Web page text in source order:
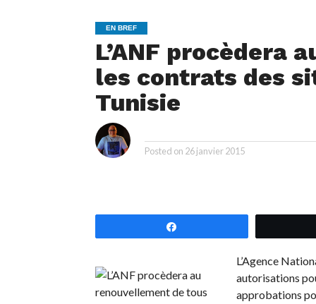
EN BREF
L’ANF procèdera
les contrats des
Tunisie
Posted on 26 janvier 2015
L’Agence
autorisations
approbations